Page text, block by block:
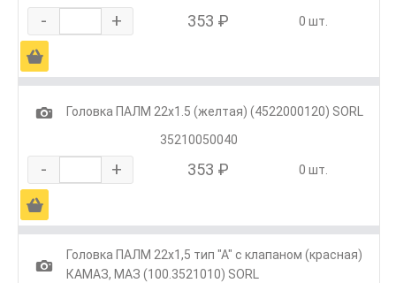
- + 353 ₽ 0 шт.
Ä
1
Головка ПАЛМ 22х1.5 (желтая) (4522000120) SORL
35210050040
- + 353 ₽ 0 шт.
Ä
1
Головка ПАЛМ 22х1,5 тип "А" с клапаном (красная)
КАМАЗ, МАЗ (100.3521010) SORL